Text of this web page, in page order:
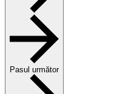
Pasul următor